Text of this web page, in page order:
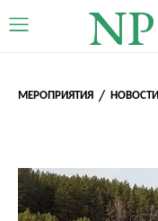
NP
МЕРОПРИЯТИЯ НОВОСТИ